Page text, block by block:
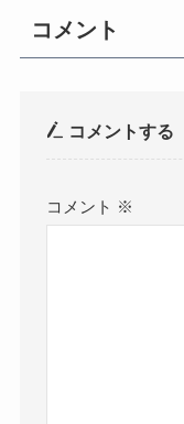
コメント
コメントする
コメント ※